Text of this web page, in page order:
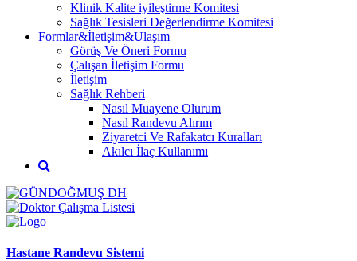
Klinik Kalite iyileştirme Komitesi
Sağlık Tesisleri Değerlendirme Komitesi
Formlar&İletişim&Ulaşım
Görüş Ve Öneri Formu
Çalışan İletişim Formu
İletişim
Sağlık Rehberi
Nasıl Muayene Olurum
Nasıl Randevu Alırım
Ziyaretci Ve Rafakatcı Kuralları
Akılcı İlaç Kullanımı
Hastane Randevu Sistemi